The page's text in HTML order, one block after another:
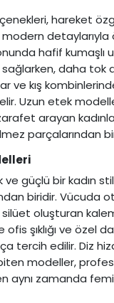
hareket
modern detaylarıyla
hafif kumaşlı
sağlarken, daha tok
ve kış
Uzun etek
arayan
parçalarından
ve güçlü bir kadın
biridir. Vücuda
silüet oluşturan
şıklığı ve özel
tercih edilir. Diz
modeller,
aynı zamanda